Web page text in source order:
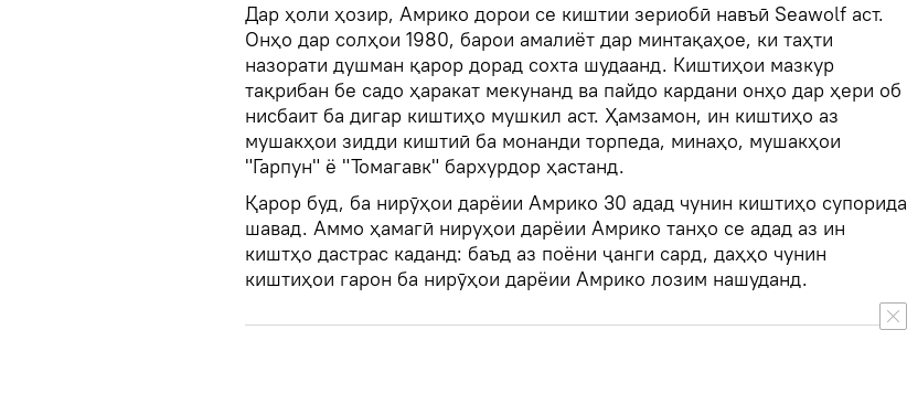
Дар ҳоли ҳозир, Амрико дорои се киштии зериобӣ навъӣ Seawolf аст.
Онҳо дар солҳои 1980, барои амалиёт дар минтақаҳое, ки таҳти
назорати душман қарор дорад сохта шудаанд. Киштиҳои мазкур
тақрибан бе садо ҳаракат мекунанд ва пайдо кардани онҳо дар ҳери об
нисбаит ба дигар киштиҳо мушкил аст. Ҳамзамон, ин киштиҳо аз
мушакҳои зидди киштиӣ ба монанди торпеда, минаҳо, мушакҳои
"Гарпун" ё "Томагавк" бархурдор ҳастанд.
Қарор буд, ба нирӯҳои дарёии Амрико 30 адад чунин киштиҳо супорида
шавад. Аммо ҳамагӣ нируҳои дарёии Амрико танҳо се адад аз ин
киштҳо дастрас каданд: баъд аз поёни ҷанги сард, даҳҳо чунин
киштиҳои гарон ба нирӯҳои дарёии Амрико лозим нашуданд.